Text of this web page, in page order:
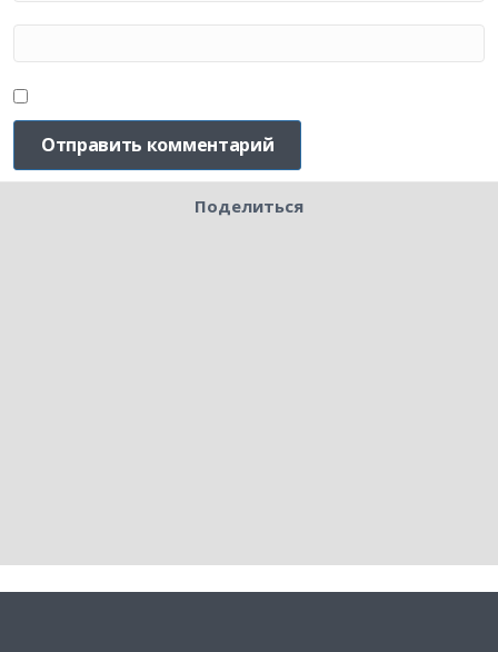
Поделиться